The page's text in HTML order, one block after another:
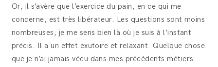
Or, il s’avère que l’exercice du pain, en ce qui me
concerne, est très libérateur. Les questions sont moins
nombreuses, je me sens bien là où je suis à l’instant
précis. Il a un effet exutoire et relaxant. Quelque chose
que je n’ai jamais vécu dans mes précédents métiers.